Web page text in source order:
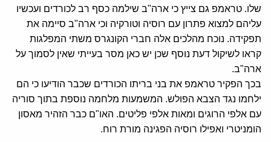
שלו. טראמפ גם צייץ כי ארה"ב שילמה כסף רב לכורדים ועכשיו
עליהם למצוא פתרון עם רוסיה וטורקיה וכי ארה"ב סיימה את
תפקידה. נוכח מהלכים אלה חברי הקונגרס משתי המפלגות
קראו לשיקול דעת נוסף שכן יש כאן מסר בעייתי שאין לסמוך על
ארה"ב.
בכך הפקיר טראמפ את בני בריתו הכורדים שכבר הודיעו כי הם
ילחמו נגד הצבא הפולש. המשמעות מלחמה נוספת בתוך סוריה
עם אלפי הרוגים ומאות אלפי פליטים. האו"ם כבר הזהיר מאסון
הומניטרי ואפילו רוסיה הפגינה מורת רוח.